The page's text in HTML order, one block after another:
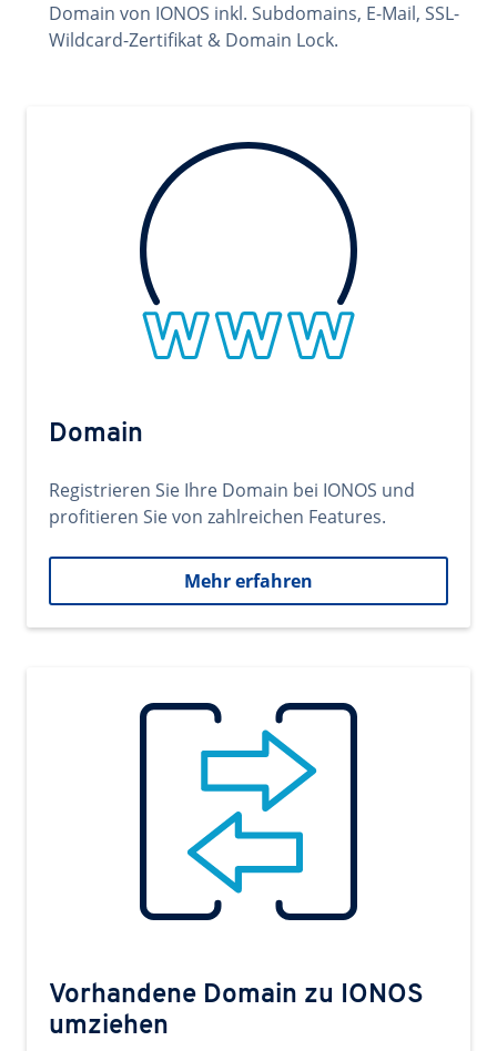
Domain von IONOS inkl. Subdomains, E-Mail, SSL-
Wildcard-Zertifikat & Domain Lock.
Domain
Registrieren Sie Ihre Domain bei IONOS und
profitieren Sie von zahlreichen Features.
Mehr erfahren
Vorhandene Domain zu IONOS
umziehen